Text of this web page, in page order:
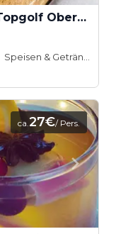
Live-Cooking bei Topgolf Oberhausen
ca.27€/ Pers.